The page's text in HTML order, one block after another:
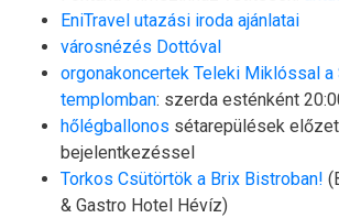
EniTravel utazási iroda ajánlatai
városnézés Dottóval
orgonakoncertek Teleki Miklóssal
templomban: szerda esténként
hőlégballonos sétarepülések
bejelentkezéssel
Torkos Csütörtök a Brix Bistroban!
& Gastro Hotel Hévíz)